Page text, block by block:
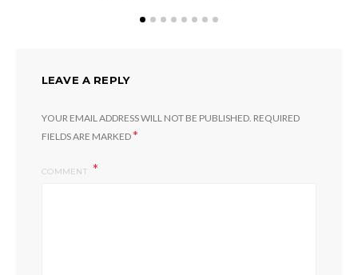
LEAVE A REPLY
YOUR EMAIL ADDRESS WILL NOT BE PUBLISHED. REQUIRED
FIELDS ARE MARKED*
COMMENT